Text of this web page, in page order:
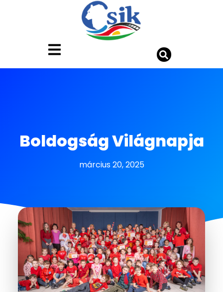
Boldogság Világnapja
március 20, 2025